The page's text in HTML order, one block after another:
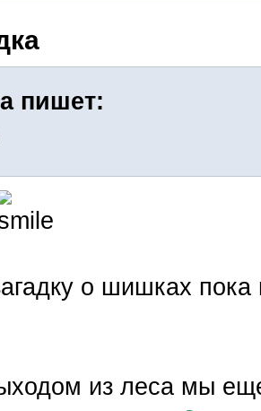
пишет:
о шишках
из леса мы